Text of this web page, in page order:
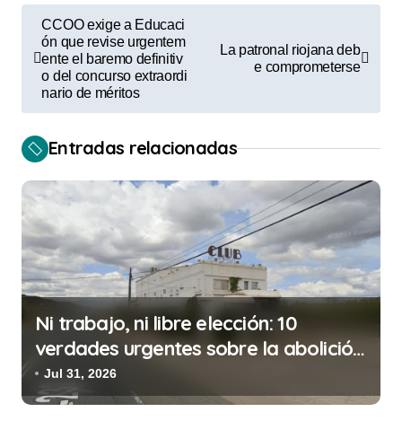
a
e
g
a
c
i
ó
n
e
n
CCOO exige a Educaci
ón que revise urgentem
ente el baremo definitiv
o del concurso extraordi
nario de méritos
La patronal riojana deb
e comprometerse
Entradas relacionadas
Ni trabajo, ni libre elección: 10
verdades urgentes sobre la abolición
de la prostitución
Jul 31, 2026